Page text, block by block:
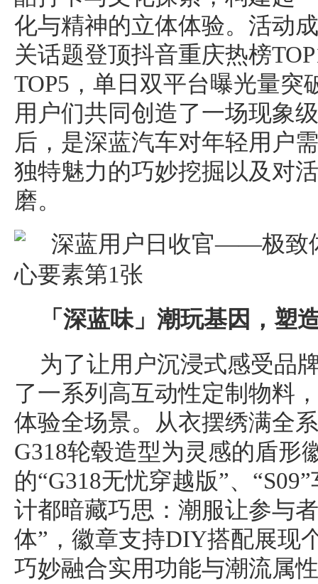
化与精神的立体体验。活动
关话题登顶抖音重庆热榜
TOP5，单日双平台曝光量突
用户们共同创造了一场现象
后，是深蓝汽车对年轻用户
独特魅力的巧妙挖掘以及对
磨。
「深蓝味」潮玩基因，塑
为了让用户沉浸式感受品
了一系列高互动性定制物料
体验全场景。从衣摆绣满全
G318轮毂造型为灵感的盾形
的“G318无忧穿越版”、
计都暗藏巧思：潮服让参与
体”，徽章支持DIY搭配展现
巧妙融合实用功能与潮流属